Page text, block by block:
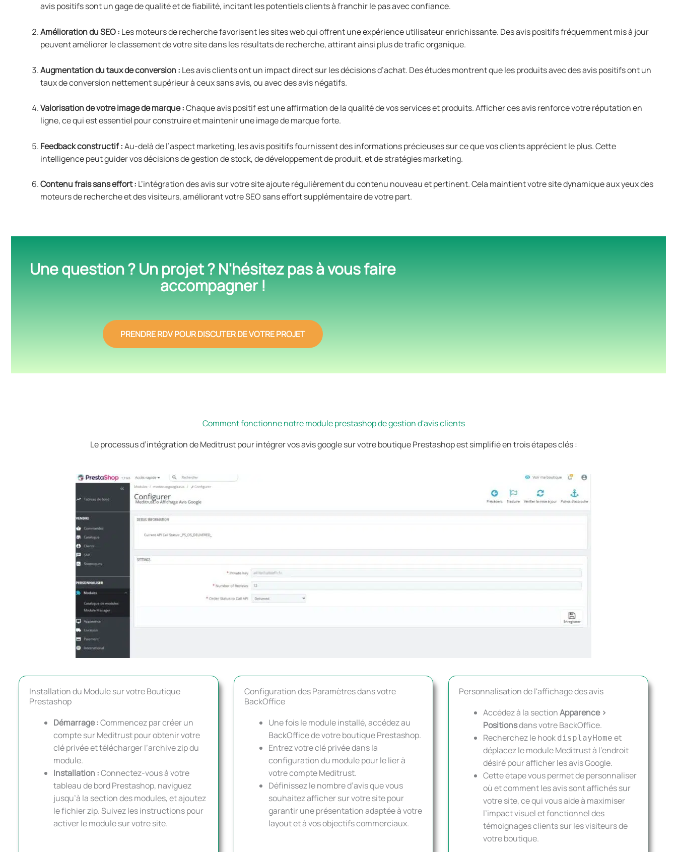
avis positifs sont un gage de qualité et de fiabilité, incitant les potentiels clients à franchir le pas avec confiance.
Amélioration du SEO : Les moteurs de recherche favorisent les sites web qui offrent une expérience utilisateur enrichissante. Des avis positifs fréquemment mis à jour
peuvent améliorer le classement de votre site dans les résultats de recherche, attirant ainsi plus de trafic organique.
Augmentation du taux de conversion : Les avis clients ont un impact direct sur les décisions d’achat. Des études montrent que les produits avec des avis positifs ont un
taux de conversion nettement supérieur à ceux sans avis, ou avec des avis négatifs.
Valorisation de votre image de marque :Chaque avis positif est une affirmation de la qualité de vos services et produits. Afficher ces avis renforce votre réputation en
ligne, ce qui est essentiel pour construire et maintenir une image de marque forte.
Feedback constructif :Au-delà de l’aspect marketing, les avis positifs fournissent des informations précieuses sur ce que vos clients apprécient le plus. Cette
intelligence peut guider vos décisions de gestion de stock, de développement de produit, et de stratégies marketing.
Contenu frais sans effort : L’intégration des avis sur votre site ajoute régulièrement du contenu nouveau et pertinent. Cela maintient votre site dynamique aux yeux des
moteurs de recherche et des visiteurs, améliorant votre SEO sans effort supplémentaire de votre part.
Une question ? Un projet ? N'hésitez pas à vous faire
accompagner !
PRENDRE RDV POUR DISCUTER DE VOTRE PROJET
Comment fonctionne notre module prestashop de gestion d'avis clients
Le processus d’intégration de Meditrust pour intégrer vos avis google sur votre boutique Prestashop est simplifié en trois étapes clés :
Installation du Module sur votre Boutique
Prestashop
Démarrage :Commencez par créer un
compte sur Meditrust pour obtenir votre
clé privée et télécharger l’archive zip du
module.
Installation :Connectez-vous à votre
tableau de bord Prestashop, naviguez
jusqu’à la section des modules, et ajoutez
le fichier zip. Suivez les instructions pour
activer le module sur votre site.
Configuration des Paramètres dans votre
BackOffice
Une fois le module installé, accédez au
BackOffice de votre boutique Prestashop.
Entrez votre clé privée dans la
configuration du module pour le lier à
votre compte Meditrust.
Définissez le nombre d’avis que vous
souhaitez afficher sur votre site pour
garantir une présentation adaptée à votre
layout et à vos objectifs commerciaux.
Personnalisation de l'affichage des avis
Accédez à la sectionApparence >
Positionsdans votre BackOffice.
Recherchez le hook displayHome et
déplacez le module Meditrust à l’endroit
désiré pour afficher les avis Google.
Cette étape vous permet de personnaliser
où et comment les avis sont affichés sur
votre site, ce qui vous aide à maximiser
l’impact visuel et fonctionnel des
témoignages clients sur les visiteurs de
votre boutique.